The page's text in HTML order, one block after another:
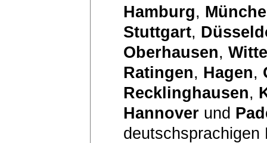
Hamburg,
Stuttgart,
Oberhausen,
Ratingen, Hagen,
Recklinghausen,
Hannover und